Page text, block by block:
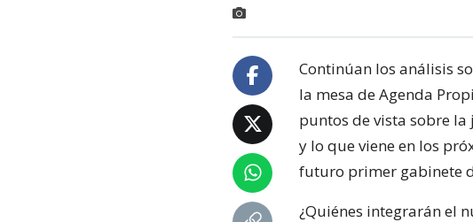
Continúan los análisis
la mesa de Agenda
puntos de vista sobre
y lo que viene en los
futuro primer gabinete
¿Quiénes integrarán el